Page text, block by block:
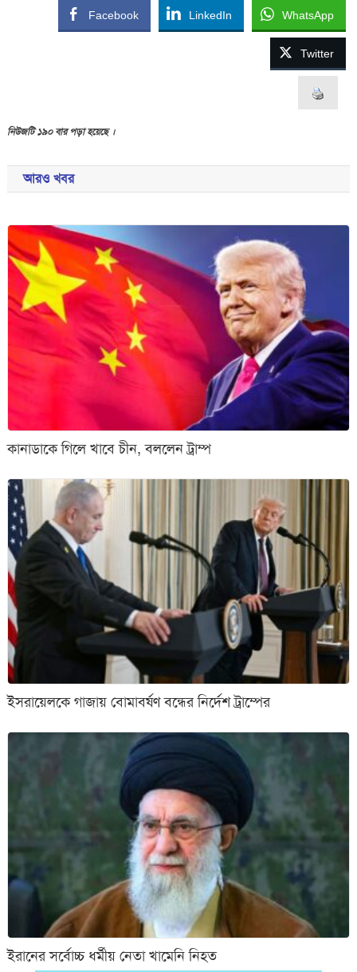
Facebook LinkedIn WhatsApp
Twitter
নিউজটি ১৯০ বার পড়া হয়েছে ।
আরও খবর
কানাডাকে গিলে খাবে চীন, বললেন ট্রাম্প
ইসরায়েলকে গাজায় বোমাবর্ষণ বন্ধের নির্দেশ ট্রাম্পের
ইরানের সর্বোচ্চ ধর্মীয় নেতা খামেনি নিহত